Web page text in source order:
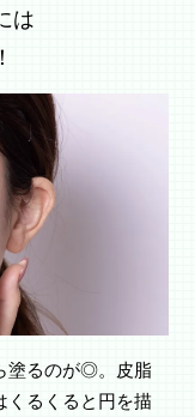
は
塗るのが◎。皮脂
くるくると円を描